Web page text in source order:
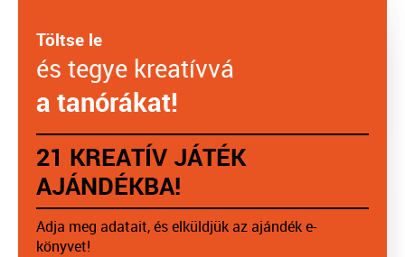
Töltse le
és tegye kreatívvá
a tanórákat!
21 KREATÍV JÁTÉK
AJÁNDÉKBA!
Adja meg adatait, és elküldjük az ajándék e-
könyvet!